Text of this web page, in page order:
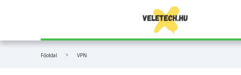
Főoldal VPN
OpenVPN
Bitpanda vélemények